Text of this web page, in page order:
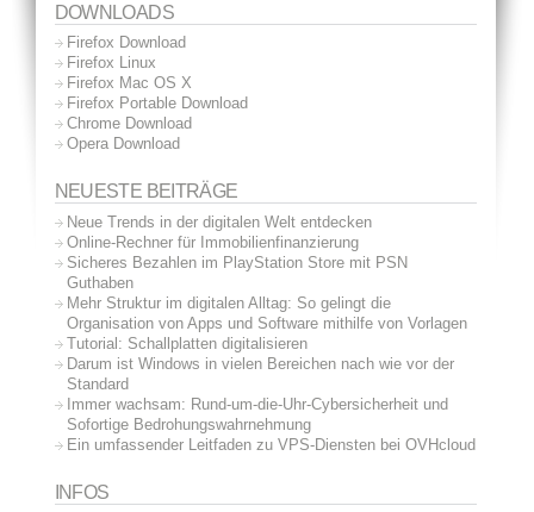
DOWNLOADS
Firefox Download
Firefox Linux
Firefox Mac OS X
Firefox Portable Download
Chrome Download
Opera Download
NEUESTE BEITRÄGE
Neue Trends in der digitalen Welt entdecken
Online-Rechner für Immobilienfinanzierung
Sicheres Bezahlen im PlayStation Store mit PSN
Guthaben
Mehr Struktur im digitalen Alltag: So gelingt die
Organisation von Apps und Software mithilfe von Vorlagen
Tutorial: Schallplatten digitalisieren
Darum ist Windows in vielen Bereichen nach wie vor der
Standard
Immer wachsam: Rund-um-die-Uhr-Cybersicherheit und
Sofortige Bedrohungswahrnehmung
Ein umfassender Leitfaden zu VPS-Diensten bei OVHcloud
INFOS